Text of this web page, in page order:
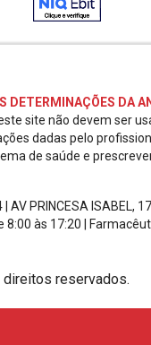
DETERMINAÇÕES DA
site não devem ser
dadas pelo
de saúde e
AV PRINCESA ISABEL,
8:00 às 17:20
|
reservados.